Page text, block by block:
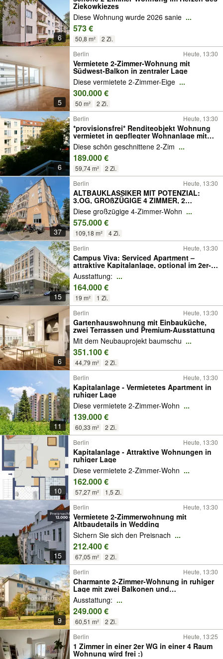
6
Ziekowkiezes
Diese Wohnung wurde 2026 sanie ...
573 €
50,8 m² 2 Zi.
5
Berlin Heute, 13:30
Vermietete 2-Zimmer-Wohnung mit
Südwest-Balkon in zentraler Lage
Diese vermietete 2-Zimmer-Eige ...
300.000 €
50 m² 2 Zi.
6
Berlin Heute, 13:30
*provisionsfrei* Renditeobjekt Wohnung
vermietet in gepflegter Wohnanlage mit
guter Ausstattung 1.OG
Diese schön geschnittene 2-Zim ...
189.000 €
59,74 m² 2 Zi.
37
Berlin Heute, 13:30
ALTBAUKLASSIKER MIT POTENZIAL:
3.OG, GROßZÜGIGE 4 ZIMMER, 2
BALKONE IN STEGLITZ I PROVISIONSFREI
Diese großzügige 4-Zimmer-Wohn ...
575.000 €
109,18 m² 4 Zi.
15
Berlin Heute, 13:30
Campus Viva: Serviced Apartment –
attraktive Kapitalanlage, optional im 2er-
Paket
Ausstattung: ...
164.000 €
19 m² 1 Zi.
6
Berlin Heute, 13:30
Gartenhauswohnung mit Einbauküche,
zwei Terrassen und Premium-Ausstattung
Mit dem Neubauprojekt baumschu ...
351.100 €
44,79 m² 2 Zi.
11
Berlin Heute, 13:30
Kapitalanlage - Vermietetes Apartment in
ruhiger Lage
Diese vermietete 2-Zimmer-Wohn ...
139.000 €
60,33 m² 2 Zi.
10
Berlin Heute, 13:30
Kapitalanlage - Attraktive Wohnungen in
ruhiger Lage
Diese vermietete 2-Zimmer-Wohn ...
162.000 €
57,27 m² 1,5 Zi.
15
Berlin Heute, 13:30
Vermietete 2-Zimmerwohnung mit
Altbaudetails in Wedding
Sichern Sie sich den Preisnach ...
212.400 €
67,05 m² 2 Zi.
9
Berlin Heute, 13:30
Charmante 2-Zimmer-Wohnung in ruhiger
Lage mit zwei Balkonen und
Tiefgaragenstellplatz
Ausstattung: ...
249.000 €
60,51 m² 2 Zi.
Berlin Heute, 13:25
1 Zimmer in einer 2er WG in einer 4 Raum
Wohnung wird frei :)